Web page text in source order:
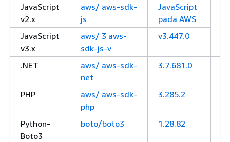
JavaScript
v2.x
aws/ aws-sdk-
js
JavaScript
pada AWS
JavaScript
v3.x
aws/ 3 aws-
sdk-js-v
v3.447.0
.NET
aws/ aws-sdk-
net
3.7.681.0
PHP
aws/ aws-sdk-
php
3.285.2
Python-
Boto3
boto/boto3 1.28.82